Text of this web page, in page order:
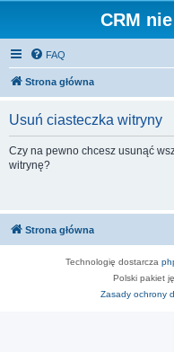
CRM
FAQ
Strona główna
Usuń ciasteczka witryny
Czy na pewno chcesz usunąć
witrynę?
Strona główna
Technologię dostarcza
Polski pakiet
Zasady ochrony